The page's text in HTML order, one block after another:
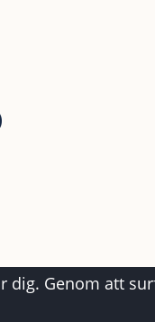
dig. Genom att